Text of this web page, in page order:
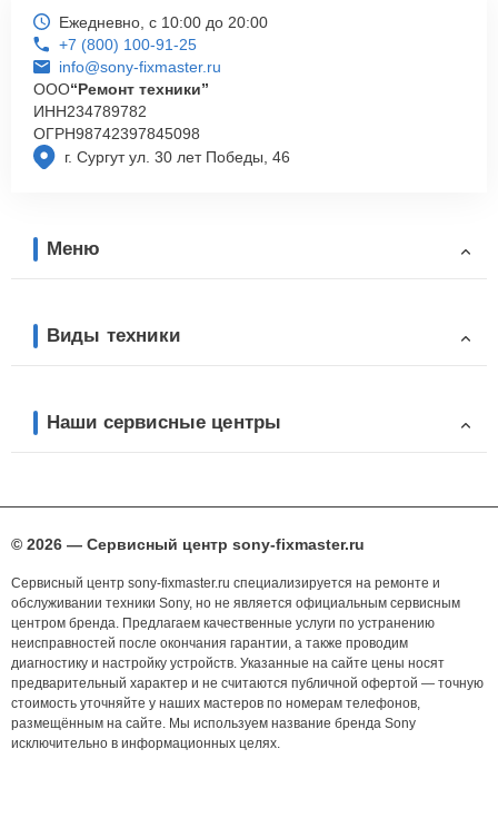
г. Сургут ул. 30 лет Победы, 46
Ежедневно, с 10:00 до 20:00
+7 (800) 100-91-25
info@sony-fixmaster.ru
ООО“Ремонт техники”
ИНН234789782
ОГРН98742397845098
Меню
Виды техники
Наши сервисные центры
© 2026 — Сервисный центр sony-fixmaster.ru
Сервисный центр sony-fixmaster.ru специализируется на ремонте и
обслуживании техники Sony, но не является официальным сервисным
центром бренда. Предлагаем качественные услуги по устранению
неисправностей после окончания гарантии, а также проводим
диагностику и настройку устройств. Указанные на сайте цены носят
предварительный характер и не считаются публичной офертой — точную
стоимость уточняйте у наших мастеров по номерам телефонов,
размещённым на сайте. Мы используем название бренда Sony
исключительно в информационных целях.